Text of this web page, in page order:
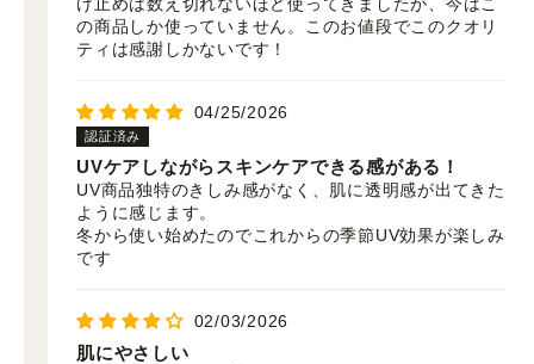
の商品しか使っていません。このお値段でこのクオリ
ティは感謝しかないです！
04/25/2026
UVケアしながらスキンケアできる感がある！
UV商品独特のきしみ感がなく、肌に透明感が出てきた
ように感じます。
冬から使い始めたのでこれからの季節UV効果が楽しみ
です
02/03/2026
肌にやさしい